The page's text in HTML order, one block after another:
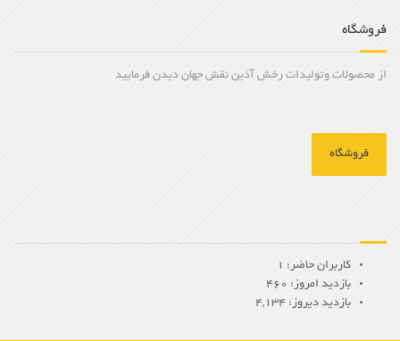
فروشگاه
از محصولات وتولیدات رخش آذین نقش جهان دیدن فرمایید
فروشگاه
کاربران حاضر: 1
بازدید امروز: 460
بازدید دیروز: 4,134